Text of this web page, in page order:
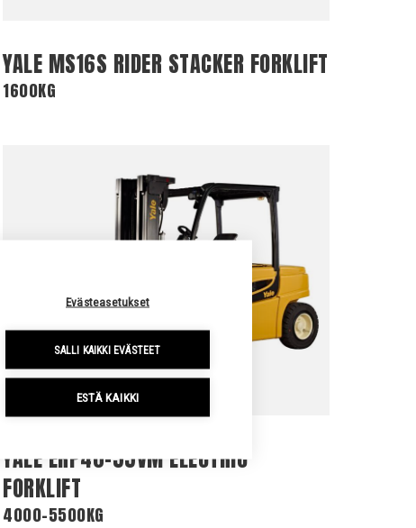
YALE MS16S RIDER STACKER FORKLIFT
1600KG
YALE ERP40-55VM ELECTRIC
FORKLIFT
4000-5500KG
Evästeasetukset
SALLI KAIKKI EVÄSTEET
ESTÄ KAIKKI